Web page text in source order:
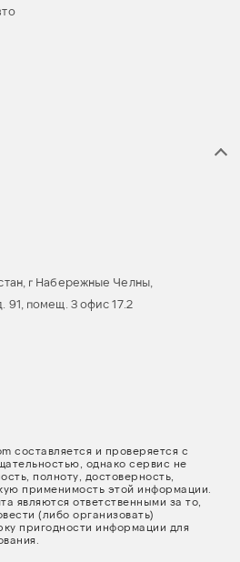
г Набережные Челны,
91, помещ. 3 офис 17.2
составляется и проверяется с
однако сервис не
полноту, достоверность,
применимость этой информации.
являются ответственными за то,
(либо организовать)
пригодности информации для